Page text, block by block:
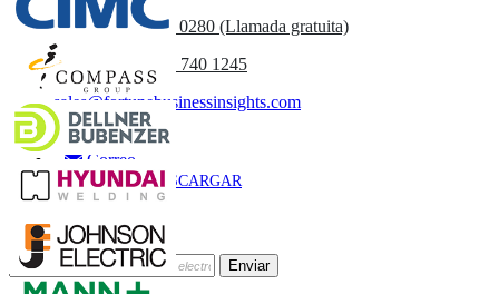
UK+44 808 502 0280 (Llamada gratuita)
(APAC) +91 744 740 1245
sales@fortunebusinessinsights.com
Llamar
Correo
DESCARGAR
MUESTRA
Suscríbete al Boletín
Enviar